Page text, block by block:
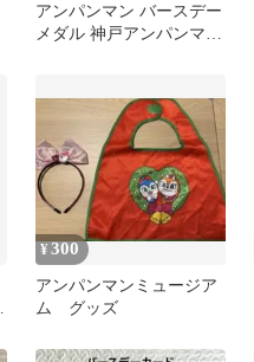
アンパンマン バースデー
メダル 神戸アンパンマン
¥300
アンパンマンミュージア
ム グッズ